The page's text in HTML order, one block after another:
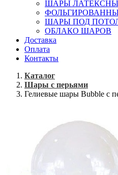
ШАРЫ
ШАРЫ ПОД
ОБЛАКО ШАРОВ
Доставка
Оплата
Контакты
Каталог
Шары с перьями
Гелиевые шары Bubble с